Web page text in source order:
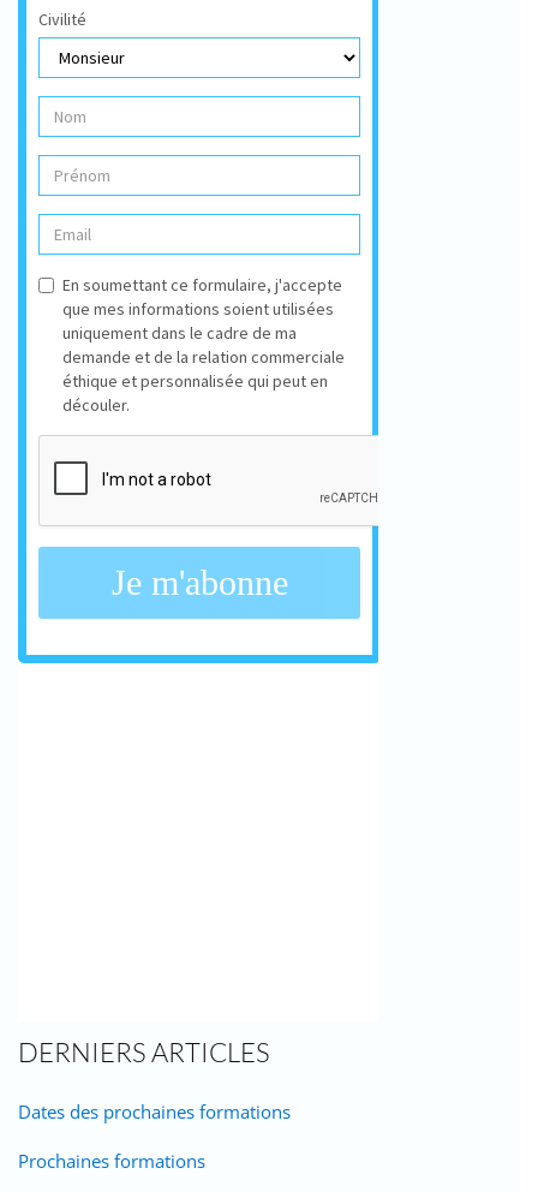
DERNIERS ARTICLES
Dates des prochaines formations
Prochaines formations